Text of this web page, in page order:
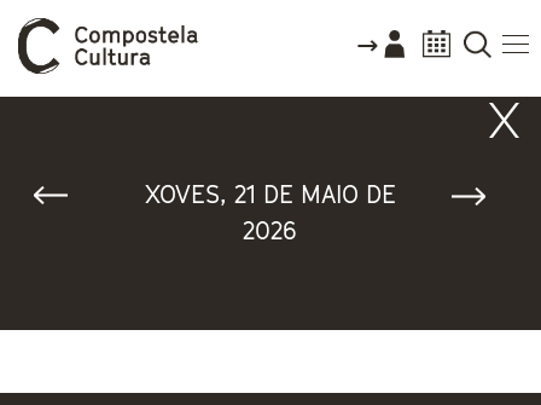
XOVES, 21 DE MAIO DE
2026